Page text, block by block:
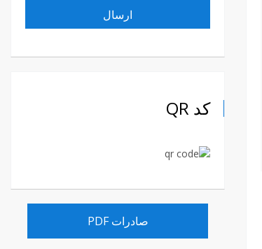
کد QR
صادرات PDF